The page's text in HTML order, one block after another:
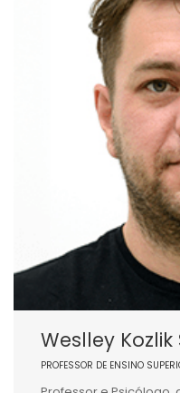
Weslley Kozlik
PROFESSOR DE ENSINO